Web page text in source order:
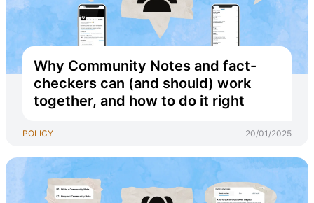
Why Community Notes and fact-
checkers can (and should) work
together, and how to do it right
POLICY 20/01/2025